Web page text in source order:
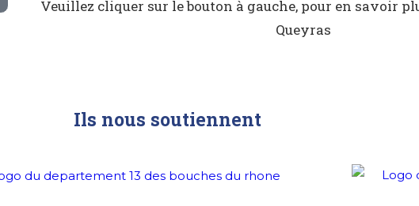
Veuillez cliquer sur le bouton à gauche, pour en savoir
Queyras
Ils nous soutiennent